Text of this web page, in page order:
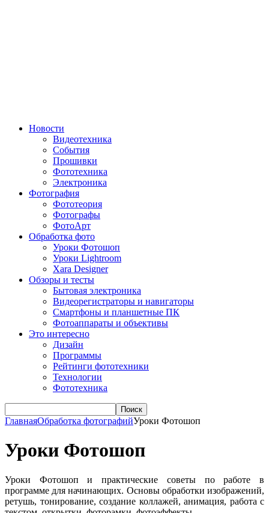
Новости
Видеотехника
События
Прошивки
Фототехника
Электроника
Фотография
Фототеория
Фотографы
ФотоАрт
Обработка фото
Уроки Фотошоп
Уроки Lightroom
Xara Designer
Обзоры и тесты
Бытовая электроника
Видеорегистраторы и навигаторы
Смартфоны и планшетные ПК
Фотоаппараты и объективы
Это интересно
Дизайн
Программы
Рейтинги фототехники
Технологии
Фототехника
Поиск
ГлавнаяОбработка фотографийУроки Фотошоп
Уроки Фотошоп
Уроки Фотошоп и практические советы по работе в
программе для начинающих. Основы обработки изображений,
ретушь, тонирование, создание коллажей, анимация, работа с